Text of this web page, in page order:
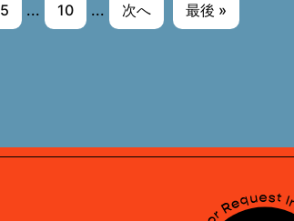
5 ... 10 ... 次へ 最後 »